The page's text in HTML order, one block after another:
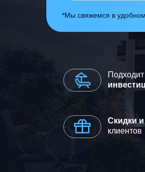
*Мы свяжемся в
Скидки
клиентов